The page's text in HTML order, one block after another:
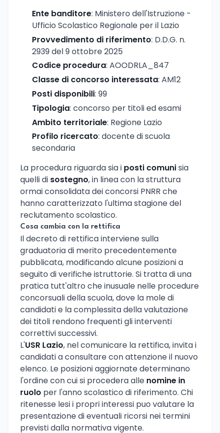
Ente banditore: Ministero dell'Istruzione -
Ufficio Scolastico Regionale per il Lazio
Provvedimento di riferimento: D.D.G. n.
2939 del 9 ottobre 2025
Codice procedura: AOODRLA_847
Classe di concorso interessata: AM12
Posti disponibili: 99
Tipologia: concorso per titoli ed esami
Ambito territoriale: Regione Lazio
Profilo ricercato: docente di scuola
secondaria
La procedura riguarda sia i posti comunisia
quelli di sostegno, in linea con la struttura
ormai consolidata dei concorsi PNRR che
hanno caratterizzato l'ultima stagione del
reclutamento scolastico.
Cosa cambia con la rettifica
Il decreto di rettifica interviene sulla
graduatoria di merito precedentemente
pubblicata, modificando alcune posizioni a
seguito di verifiche istruttorie. Si tratta di una
pratica tutt'altro che inusuale nelle procedure
concorsuali della scuola, dove la mole di
candidati e la complessita della valutazione
dei titoli rendono frequenti gli interventi
correttivi successivi.
L'USR Lazio, nel comunicare la rettifica, invita i
candidati a consultare con attenzione il nuovo
elenco. Le posizioni aggiornate determinano
l'ordine con cui si procedera alle nomine in
ruolo per l'anno scolastico di riferimento. Chi
ritenesse lesi i propri interessi puo valutare la
presentazione di eventuali ricorsi nei termini
previsti dalla normativa vigente.